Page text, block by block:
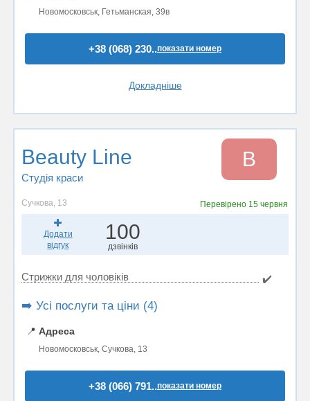
Новомосковськ, Гетьманская, 39в
+38 (068) 230..показати номер
Докладніше
Beauty Line
Студія краси
B
Сучкова, 13 Перевірено 15 червня
Додати
відгук
100
дзвінків
Стрижки для чоловіків ✔️
➡️ Усі послуги та ціни (4)
📍 Адреса
Новомосковськ, Сучкова, 13
+38 (066) 791..показати номер